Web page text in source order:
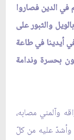
في الدين فصاروا
والثبور على
أيدينا في طاعة
بحسرة وندامة
وآلمني مصابه،
عليه من كلّ